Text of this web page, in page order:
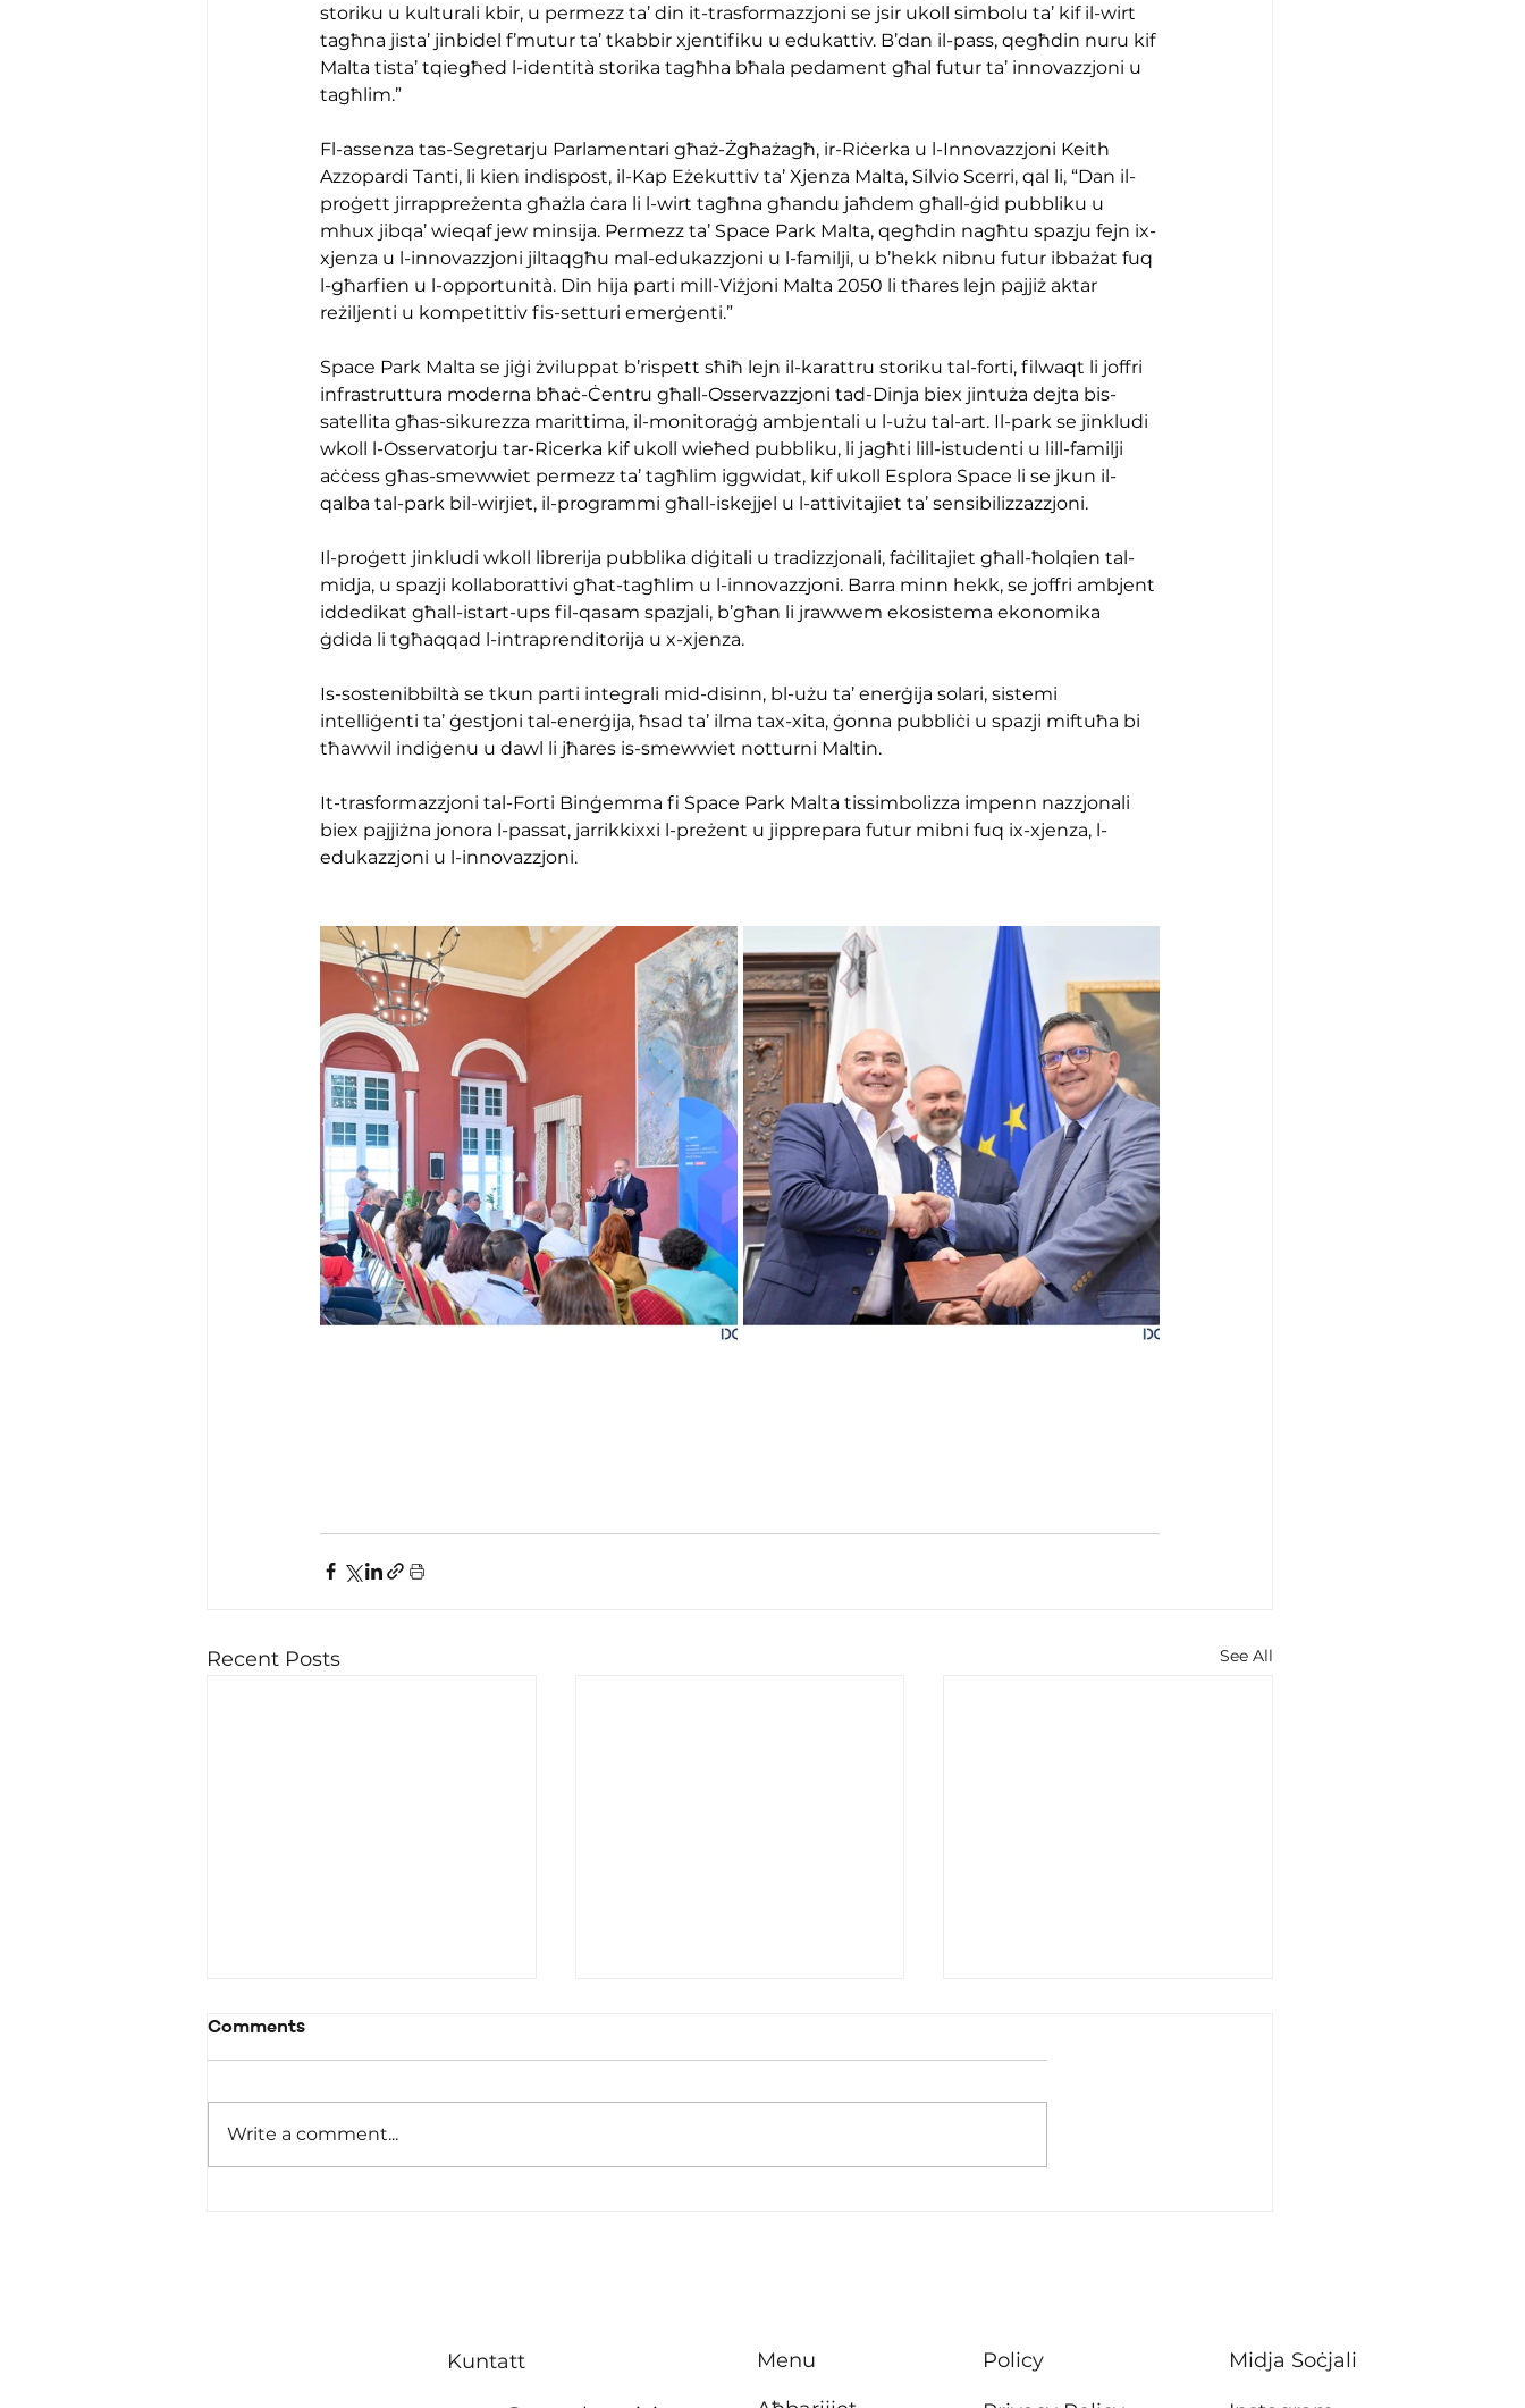
storiku u kulturali kbir, u permezz ta’ din it-trasformazzjoni se jsir ukoll simbolu ta’ kif il-wirt
tagħna jista’ jinbidel f’mutur ta’ tkabbir xjentifiku u edukattiv. B’dan il-pass, qegħdin nuru kif
Malta tista’ tqiegħed l-identità storika tagħha bħala pedament għal futur ta’ innovazzjoni u
tagħlim.”
Fl-assenza tas-Segretarju Parlamentari għaż-Żgħażagħ, ir-Riċerka u l-Innovazzjoni Keith
Azzopardi Tanti, li kien indispost, il-Kap Eżekuttiv ta’ Xjenza Malta, Silvio Scerri, qal li, “Dan il-
proġett jirrappreżenta għażla ċara li l-wirt tagħna għandu jaħdem għall-ġid pubbliku u
mhux jibqa’ wieqaf jew minsija. Permezz ta’ Space Park Malta, qegħdin nagħtu spazju fejn ix-
xjenza u l-innovazzjoni jiltaqgħu mal-edukazzjoni u l-familji, u b’hekk nibnu futur ibbażat fuq
l-għarfien u l-opportunità. Din hija parti mill-Viżjoni Malta 2050 li tħares lejn pajjiż aktar
reżiljenti u kompetittiv fis-setturi emerġenti.”
Space Park Malta se jiġi żviluppat b’rispett sħiħ lejn il-karattru storiku tal-forti, filwaqt li joffri
infrastruttura moderna bħaċ-Ċentru għall-Osservazzjoni tad-Dinja biex jintuża dejta bis-
satellita għas-sikurezza marittima, il-monitoraġġ ambjentali u l-użu tal-art. Il-park se jinkludi
wkoll l-Osservatorju tar-Ricerka kif ukoll wieħed pubbliku, li jagħti lill-istudenti u lill-familji
aċċess għas-smewwiet permezz ta’ tagħlim iggwidat, kif ukoll Esplora Space li se jkun il-
qalba tal-park bil-wirjiet, il-programmi għall-iskejjel u l-attivitajiet ta’ sensibilizzazzjoni.
Il-proġett jinkludi wkoll librerija pubblika diġitali u tradizzjonali, faċilitajiet għall-ħolqien tal-
midja, u spazji kollaborattivi għat-tagħlim u l-innovazzjoni. Barra minn hekk, se joffri ambjent
iddedikat għall-istart-ups fil-qasam spazjali, b’għan li jrawwem ekosistema ekonomika
ġdida li tgħaqqad l-intraprenditorija u x-xjenza.
Is-sostenibbiltà se tkun parti integrali mid-disinn, bl-użu ta’ enerġija solari, sistemi
intelliġenti ta’ ġestjoni tal-enerġija, ħsad ta’ ilma tax-xita, ġonna pubbliċi u spazji miftuħa bi
tħawwil indiġenu u dawl li jħares is-smewwiet notturni Maltin.
It-trasformazzjoni tal-Forti Binġemma fi Space Park Malta tissimbolizza impenn nazzjonali
biex pajjiżna jonora l-passat, jarrikkixxi l-preżent u jipprepara futur mibni fuq ix-xjenza, l-
edukazzjoni u l-innovazzjoni.
Recent Posts See All
Awtorità tad-Djar
Comments
Write a comment...
Kuntatt
Menu
Policy Midja Soċjali